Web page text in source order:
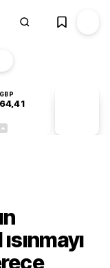
GBP
64,41